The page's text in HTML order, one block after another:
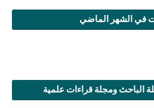
في الشهر الماضي
الباحث ومجلة قراءات علمية